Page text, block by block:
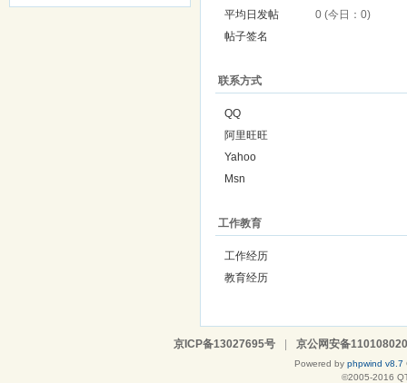
平均日发帖
0 (今日：0)
帖子签名
联系方式
QQ
阿里旺旺
Yahoo
Msn
工作教育
工作经历
教育经历
京ICP备13027695号 京公网安备
Powered by phpwind v8.7
©2005-2016